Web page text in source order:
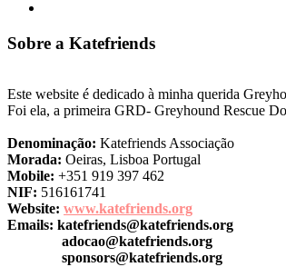
Sobre a Katefriends
Este website é dedicado à minha querida
Foi ela, a primeira GRD- Greyhound Rescue
Denominação: Katefriends Associação
Morada: Oeiras, Lisboa Portugal
Mobile: +351 919 397 462
NIF: 516161741
Website: www.katefriends.org
Emails: katefriends@katefriends.org
adocao@katefriends.org
sponsors@katefriends.org